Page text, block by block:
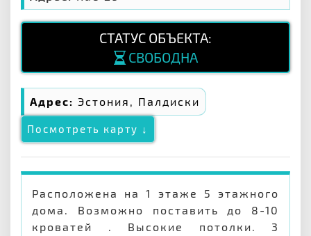
СТАТУС ОБЪЕКТА:
СВОБОДНА
Адрес: Эстония, Палдиски
Посмотреть карту ↓
Расположена на 1 этаже 5 этажного
дома. Возможно поставить до 8-10
кроватей . Высокие потолки. 3